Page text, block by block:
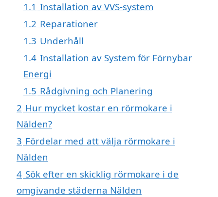
1.1 Installation av VVS-system
1.2 Reparationer
1.3 Underhåll
1.4 Installation av System för Förnybar
Energi
1.5 Rådgivning och Planering
2 Hur mycket kostar en rörmokare i
Nälden?
3 Fördelar med att välja rörmokare i
Nälden
4 Sök efter en skicklig rörmokare i de
omgivande städerna Nälden